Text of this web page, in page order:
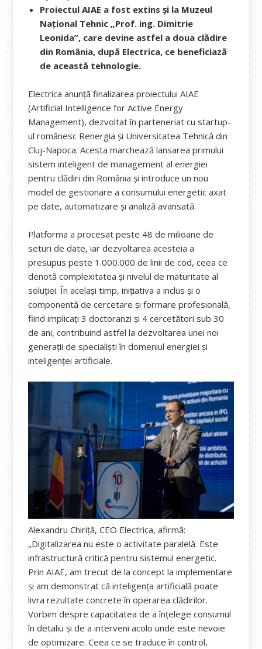
Proiectul AIAE a fost extins și la Muzeul
Național Tehnic „Prof. ing. Dimitrie
Leonida”, care devine astfel a doua clădire
din România, după Electrica, ce beneficiază
de această tehnologie.
Electrica anunță finalizarea proiectului AIAE
(Artificial Intelligence for Active Energy
Management), dezvoltat în parteneriat cu startup-
ul românesc Renergia și Universitatea Tehnică din
Cluj-Napoca. Acesta marchează lansarea primului
sistem inteligent de management al energiei
pentru clădiri din România și introduce un nou
model de gestionare a consumului energetic axat
pe date, automatizare și analiză avansată.
Platforma a procesat peste 48 de milioane de
seturi de date, iar dezvoltarea acesteia a
presupus peste 1.000.000 de linii de cod, ceea ce
denotă complexitatea și nivelul de maturitate al
soluției. În același timp, inițiativa a inclus și o
componentă de cercetare și formare profesională,
fiind implicați 3 doctoranzi și 4 cercetători sub 30
de ani, contribuind astfel la dezvoltarea unei noi
generații de specialiști în domeniul energiei și
inteligenței artificiale.
Alexandru Chiriță, CEO Electrica, afirmă:
„Digitalizarea nu este o activitate paralelă. Este
infrastructură critică pentru sistemul energetic.
Prin AIAE, am trecut de la concept la implementare
și am demonstrat că inteligența artificială poate
livra rezultate concrete în operarea clădirilor.
Vorbim despre capacitatea de a înțelege consumul
în detaliu și de a interveni acolo unde este nevoie
de optimizare. Ceea ce se traduce în control,